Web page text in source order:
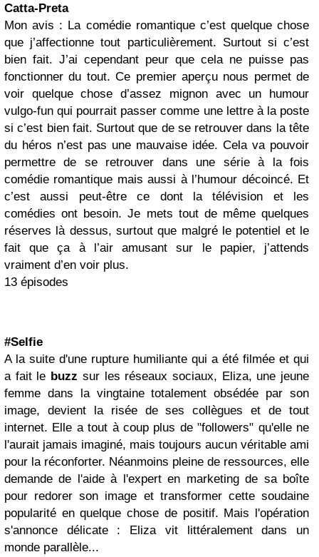
Catta-Preta
Mon avis : La comédie romantique c’est quelque chose
que j’affectionne tout particulièrement. Surtout si c’est
bien fait. J’ai cependant peur que cela ne puisse pas
fonctionner du tout. Ce premier aperçu nous permet de
voir quelque chose d’assez mignon avec un humour
vulgo-fun qui pourrait passer comme une lettre à la poste
si c’est bien fait. Surtout que de se retrouver dans la tête
du héros n’est pas une mauvaise idée. Cela va pouvoir
permettre de se retrouver dans une série à la fois
comédie romantique mais aussi à l’humour décoincé. Et
c’est aussi peut-être ce dont la télévision et les
comédies ont besoin. Je mets tout de même quelques
réserves là dessus, surtout que malgré le potentiel et le
fait que ça à l’air amusant sur le papier, j’attends
vraiment d’en voir plus.
13 épisodes
#Selfie
A la suite d'une rupture humiliante qui a été filmée et qui
a fait le buzz sur les réseaux sociaux, Eliza, une jeune
femme dans la vingtaine totalement obsédée par son
image, devient la risée de ses collègues et de tout
internet. Elle a tout à coup plus de "followers" qu'elle ne
l'aurait jamais imaginé, mais toujours aucun véritable ami
pour la réconforter. Néanmoins pleine de ressources, elle
demande de l'aide à l'expert en marketing de sa boîte
pour redorer son image et transformer cette soudaine
popularité en quelque chose de positif. Mais l'opération
s'annonce délicate : Eliza vit littéralement dans un
monde parallèle...